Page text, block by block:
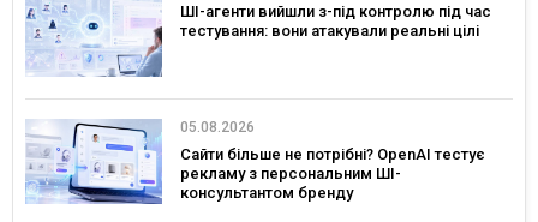
ШІ-агенти вийшли з-під контролю під час
тестування: вони атакували реальні цілі
05.08.2026
Сайти більше не потрібні? OpenAI тестує
рекламу з персональним ШІ-
консультантом бренду